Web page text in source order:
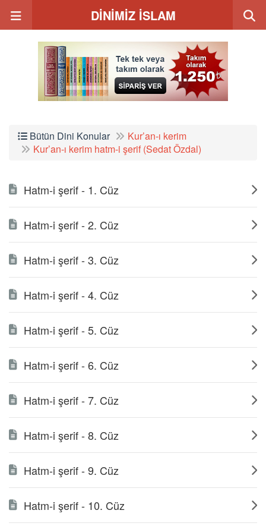
DİNİMİZ İSLAM
Bütün Dini Konular
Kur’an-ı kerim
Kur’an-ı kerim hatm-i şerif (Sedat Özdal)
Hatm-i şerif - 1. Cüz
Hatm-i şerif - 2. Cüz
Hatm-i şerif - 3. Cüz
Hatm-i şerif - 4. Cüz
Hatm-i şerif - 5. Cüz
Hatm-i şerif - 6. Cüz
Hatm-i şerif - 7. Cüz
Hatm-i şerif - 8. Cüz
Hatm-i şerif - 9. Cüz
Hatm-i şerif - 10. Cüz